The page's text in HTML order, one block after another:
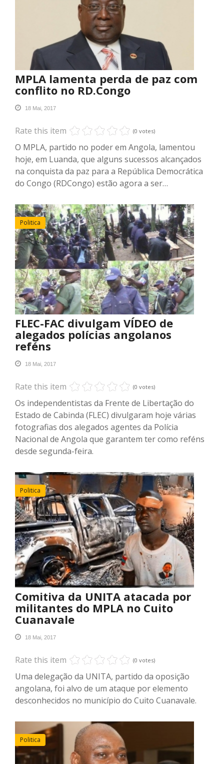
MPLA lamenta perda de paz com
conflito no RD.Congo
18 Mai, 2017
Rate this item (0 votes)
O MPLA, partido no poder em Angola, lamentou
hoje, em Luanda, que alguns sucessos alcançados
na conquista da paz para a República Democrática
do Congo (RDCongo) estão agora a ser…
Politica
FLEC-FAC divulgam VÍDEO de
alegados polícias angolanos
reféns
18 Mai, 2017
Rate this item (0 votes)
Os independentistas da Frente de Libertação do
Estado de Cabinda (FLEC) divulgaram hoje várias
fotografias dos alegados agentes da Polícia
Nacional de Angola que garantem ter como reféns
desde segunda-feira.
Politica
Comitiva da UNITA atacada por
militantes do MPLA no Cuito
Cuanavale
18 Mai, 2017
Rate this item (0 votes)
Uma delegação da UNITA, partido da oposição
angolana, foi alvo de um ataque por elemento
desconhecidos no município do Cuito Cuanavale.
Politica